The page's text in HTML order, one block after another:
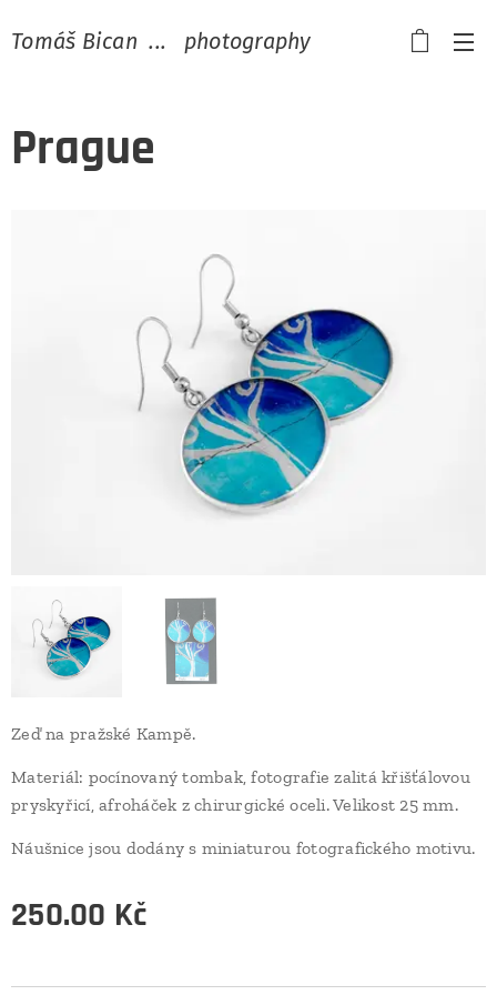
Tomáš Bican ... photography
Prague
Zeď na pražské Kampě.
Materiál: pocínovaný tombak, fotografie zalitá křišťálovou
pryskyřicí, afroháček z chirurgické oceli. Velikost 25 mm.
Náušnice jsou dodány s miniaturou fotografického motivu.
250.00 Kč